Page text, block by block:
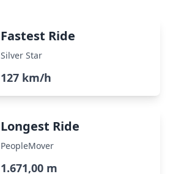
Fastest Ride
Silver Star
127 km/h
Longest Ride
PeopleMover
1.671,00 m